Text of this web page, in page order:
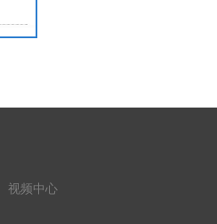
视频中心